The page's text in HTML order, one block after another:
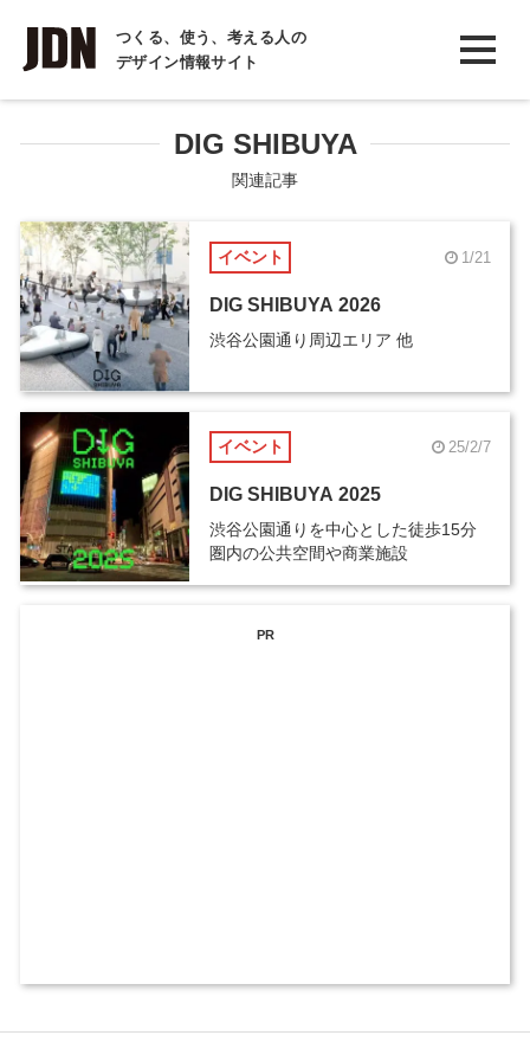
つくる、使う、考える人の
デザイン情報サイト
INTERVIEW
インタビュー
REPORT
COLUMN
コラム
DIG SHIBUYA
関連記事
イベント 1/21
DIG SHIBUYA 2026
渋谷公園通り周辺エリア 他
イベント 25/2/7
DIG SHIBUYA 2025
渋谷公園通りを中心とした徒歩15分
圏内の公共空間や商業施設
PR